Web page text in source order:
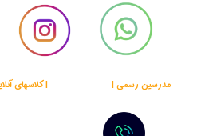
​​مدرسین رسمی | | کلاسهای